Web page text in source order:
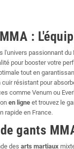
:
l'univers passionnant du
pour booster votre
tout en
résistant pour
comme Venum ou
en ligneet trouvez le
rapide en France.
gants
des arts martiaux